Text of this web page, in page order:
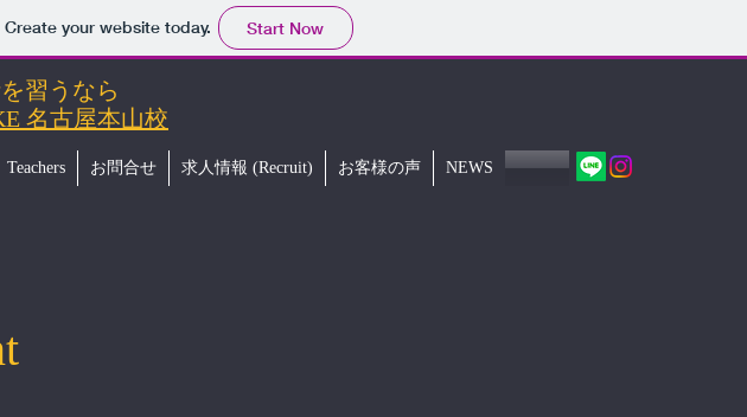
your website today. Start Now
Teachers お問合せ 求人情報 (Recruit) お客様の声 NEWS
習うなら
名古屋本山校